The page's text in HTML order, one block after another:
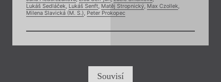
Lukáš Sedláček, Lukáš Senft, Matěj Stropnický, Max Czollek,
Milena Slavická (M. S.), Peter Prokopec
Souvisí